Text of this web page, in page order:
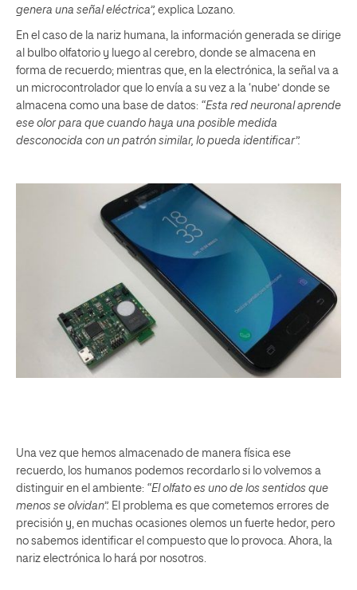
genera una señal eléctrica”, explica Lozano.
En el caso de la nariz humana, la información generada se dirige
al bulbo olfatorio y luego al cerebro, donde se almacena en
forma de recuerdo; mientras que, en la electrónica, la señal va a
un microcontrolador que lo envía a su vez a la ‘nube’ donde se
almacena como una base de datos: “Esta red neuronal aprende
ese olor para que cuando haya una posible medida
desconocida con un patrón similar, lo pueda identificar”.
Una vez que hemos almacenado de manera física ese
recuerdo, los humanos podemos recordarlo si lo volvemos a
distinguir en el ambiente: “El olfato es uno de los sentidos que
menos se olvidan”. El problema es que cometemos errores de
precisión y, en muchas ocasiones olemos un fuerte hedor, pero
no sabemos identificar el compuesto que lo provoca. Ahora, la
nariz electrónica lo hará por nosotros.